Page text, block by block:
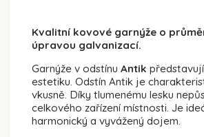
Kvalitní kovové garnýže o
úpravou galvanizací.
Garnýže v odstínuAntik
estetiku. Odstín Antik je
vkusně. Díky tlumenému lesku
celkového zařízení místnosti. Je
harmonický a vyvážený dojem.